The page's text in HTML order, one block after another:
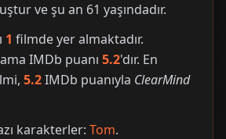
ve şu an 61 yaşındadır.
1 filmde yer almaktadır.
IMDb puanı 5.2'dır. En
5.2IMDb puanıyla ClearMind
karakterler: Tom.